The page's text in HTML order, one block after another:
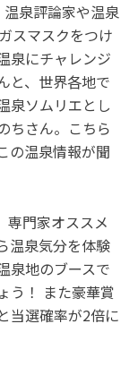
泉評論家や温泉
スマスクをつけ
泉にチャレンジ
と、世界各地で
泉ソムリエとし
ちさん。こちら
の温泉情報が聞
専門家オススメ
温泉気分を体験
泉地のブースで
う！ また豪華賞
当選確率が2倍に